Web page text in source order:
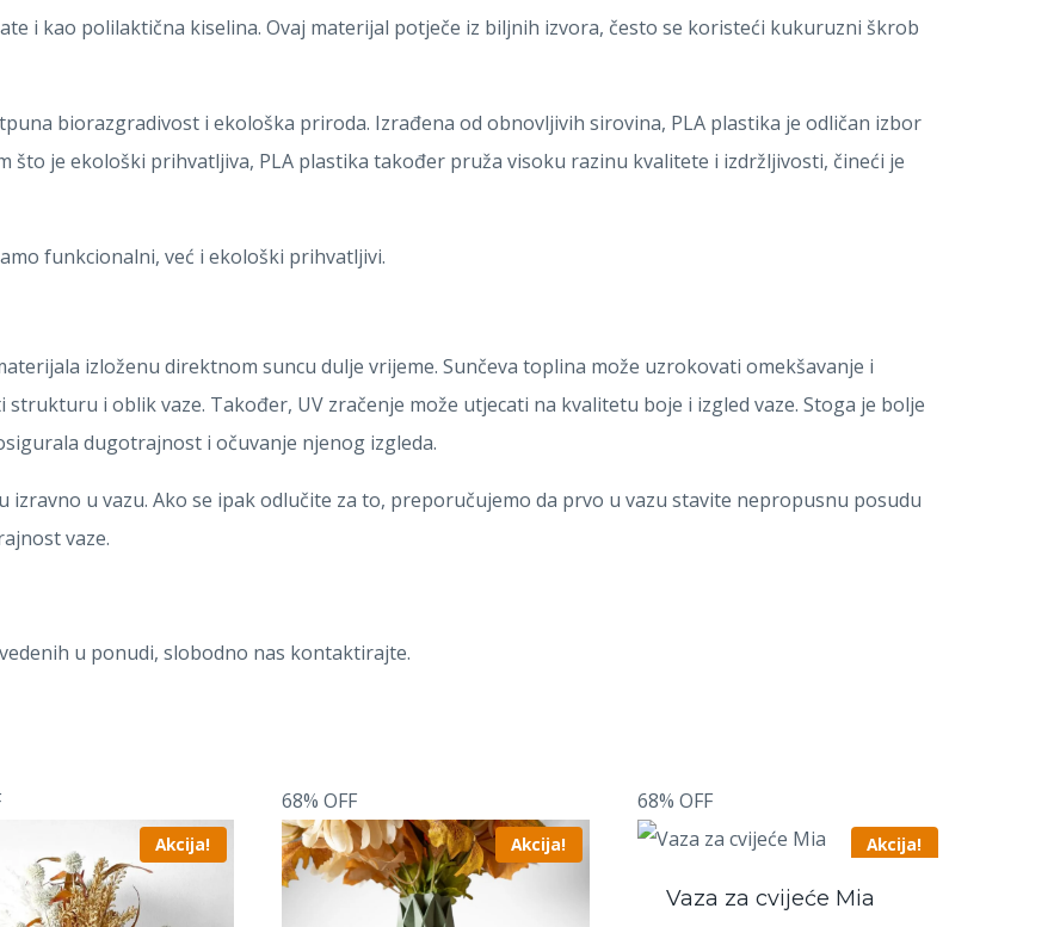
i kao polilaktična kiselina. Ovaj materijal potječe iz biljnih izvora, često se koristeći kukuruzni škrob
biorazgradivost i ekološka priroda. Izrađena od obnovljivih sirovina, PLA plastika je odličan izbor
što je ekološki prihvatljiva, PLA plastika također pruža visoku razinu kvalitete i izdržljivosti, čineći je
funkcionalni, već i ekološki prihvatljivi.
izloženu direktnom suncu dulje vrijeme. Sunčeva toplina može uzrokovati omekšavanje i
i oblik vaze. Također, UV zračenje može utjecati na kvalitetu boje i izgled vaze. Stoga je bolje
dugotrajnost i očuvanje njenog izgleda.
u vazu. Ako se ipak odlučite za to, preporučujemo da prvo u vazu stavite nepropusnu posudu
vaze.
u ponudi, slobodno nas kontaktirajte.
Akcija!
68% OFF
Akcija!
68% OFF
Akcija!
Vaza za cvijeće Mia